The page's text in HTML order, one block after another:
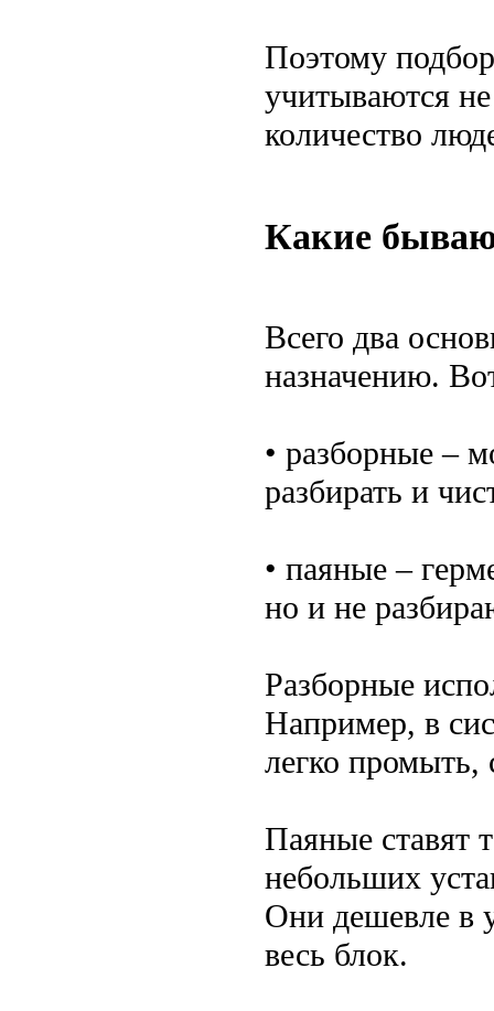
Поэтому
учитываются
количество
Какие
Всего два
назначению.
• разборные –
разбирать и
• паяные –
но и не
Разборные
Например, в
легко промыть,
Паяные ставят
небольших
Они дешевле в
весь блок.